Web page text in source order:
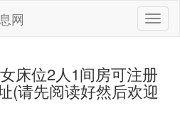
网
床位2人1间房可注册
(请先阅读好然后欢迎